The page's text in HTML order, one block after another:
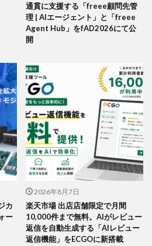
通貫に支援する「freee顧問先管
理 | AIエージェント」と「freee
Agent Hub」をfAD2026にて公
開
カ
ー
2026年8月7日
楽天市場 出店店舗限定で月間
10,000件まで無料。AIがレビュー
返信を自動生成する「AIレビュー
返信機能」をECGOに新搭載